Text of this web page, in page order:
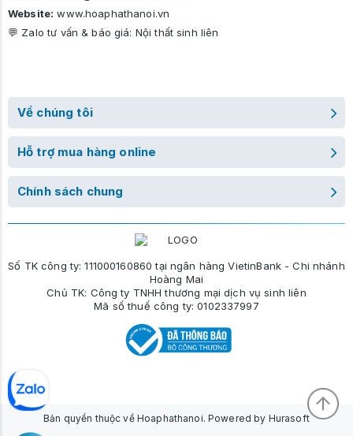
Website: www.hoaphathanoi.vn
💬 Zalo tư vấn & báo giá: Nội thất sinh liên
Về chúng tôi
Hỗ trợ mua hàng online
Chính sách chung
Số TK công ty: 111000160860 tại ngân hàng VietinBank - Chi nhánh
Hoàng Mai
Chủ TK: Công ty TNHH thương mại dịch vụ sinh liên
Mã số thuế công ty: 0102337997
Bản quyền thuộc về Hoaphathanoi. Powered by Hurasoft